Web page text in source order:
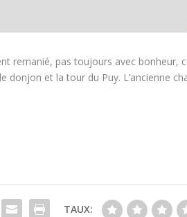
remanié, pas toujours avec bonheur,
donjon et la tour du Puy. L’ancienne
TAUX: